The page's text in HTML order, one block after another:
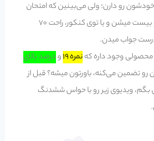
رو دارن؛ ولی می‌بینین که امتحان
رو بیست میشن و یا توی کنکور، راحت 70
جواب میدن.
وجود داره کهنمره 19 ودرصد بالای
رو تضمین می‌کنه، باورتون میشه؟ قبل از
بگم، ویدیوی زیر رو با حواس ششدنگ